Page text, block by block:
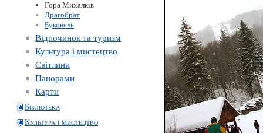
Гора Михалків
Драгобрат
Буковель
Відпочинок та туризм
Культура і мистецтво
Світлини
Панорами
Карти
Бібліотека
Культура і мистецтво